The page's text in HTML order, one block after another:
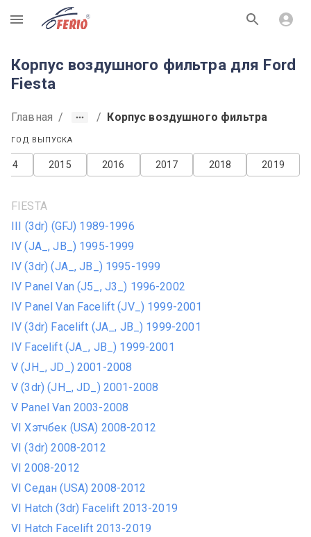
R
Корпус воздушного фильтра для Ford
Fiesta
Главная / / Корпус воздушного фильтра
ГОД ВЫПУСКА
2019
2018
2017
2016
2015
FIESTA
III (3dr) (GFJ) 1989-1996
IV (JA_, JB_) 1995-1999
IV (3dr) (JA_, JB_) 1995-1999
IV Panel Van (J5_, J3_) 1996-2002
IV Panel Van Facelift (JV_) 1999-2001
IV (3dr) Facelift (JA_, JB_) 1999-2001
IV Facelift (JA_, JB_) 1999-2001
V (JH_, JD_) 2001-2008
V (3dr) (JH_, JD_) 2001-2008
V Panel Van 2003-2008
VI Хэтчбек (USA) 2008-2012
VI (3dr) 2008-2012
VI 2008-2012
VI Седан (USA) 2008-2012
VI Hatch (3dr) Facelift 2013-2019
VI Hatch Facelift 2013-2019